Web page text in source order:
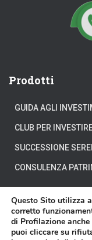
Prodotti
GUIDA AGLI
CLUB PER
SUCCESSIONE
CONSULENZA
CHI SIAMO
Questo Sito utilizza
corretto
di Profilazione
puoi cliccare su